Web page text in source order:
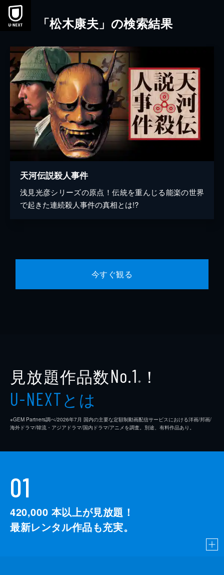
本文へスキップ
「松木康夫」の検索結果
天河伝説殺人事件
浅見光彦シリーズの原点！伝統を重んじる能楽の世界
で起きた連続殺人事件の真相とは!?
今すぐ観る
見放題作品数No.1 ※ ！
U-NEXTとは
※GEM Partners調べ/2026年7⽉ 国内の主要な定額制動画配信サービスにおける洋画/邦画/
海外ドラマ/韓流・アジアドラマ/国内ドラマ/アニメを調査。別途、有料作品あり。
01
420,000 本以上が見放題！
最新レンタル作品も充実。